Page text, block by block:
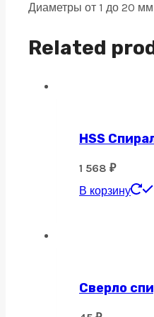
TiSiN,
12х30х100
Диаметры от 1 до 20
Related
HSS
1 568 ₽
В корзину
Сверло